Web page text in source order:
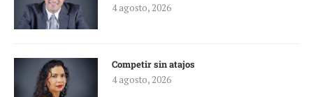
4 agosto, 2026
Competir sin atajos
4 agosto, 2026